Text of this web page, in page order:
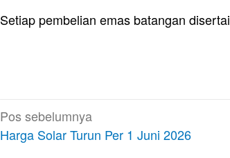
Setiap pembelian emas batangan
Navigasi
pos
Pos sebelumnya
Harga Solar Turun Per 1 Juni 2026